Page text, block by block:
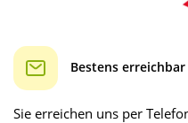
Bestens erreichbar
Sie erreichen uns per